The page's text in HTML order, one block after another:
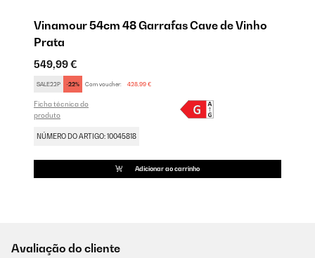
Vinamour 54cm 48 Garrafas Cave de Vinho
Prata
549,99 €
SALE22P -22% Com voucher: 428,99 €
Ficha técnica do
produto
NÚMERO DO ARTIGO: 10045818
Adicionar ao carrinho
Avaliação do cliente